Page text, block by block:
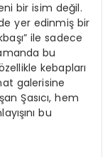
bir isim değil.
yer edinmiş bir
ile sadece
bu
kebapları
galerisine
Şasıcı, hem
bu